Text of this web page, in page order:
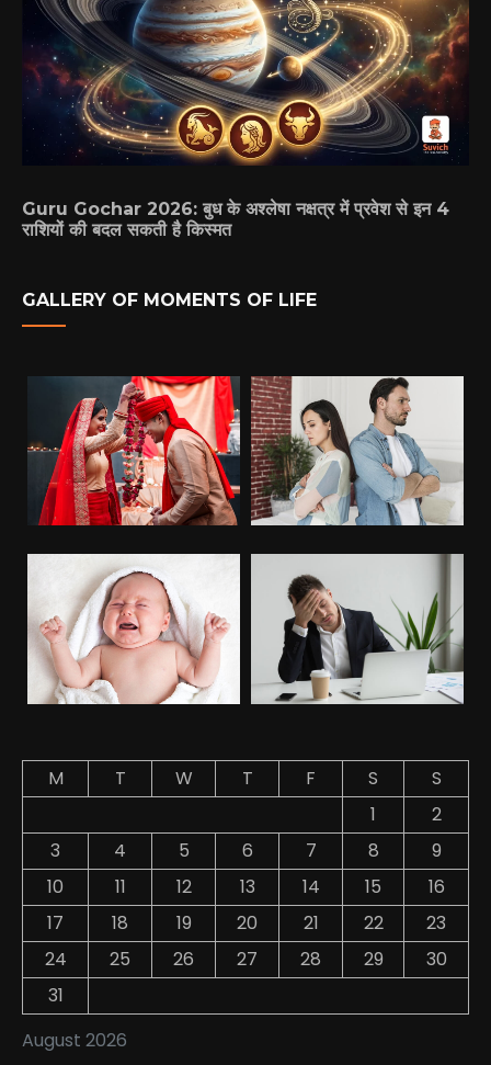
Guru Gochar 2026: बुध के अश्लेषा नक्षत्र में प्रवेश से इन 4
राशियों की बदल सकती है किस्मत
GALLERY OF MOMENTS OF LIFE
August 2026
M T W T F S
S
1
2
3
4 5 6 7 8
9
10
11 12 13 14 15
16
17
18 19 20 21 22
23
24
25 26 27 28 29
30
31